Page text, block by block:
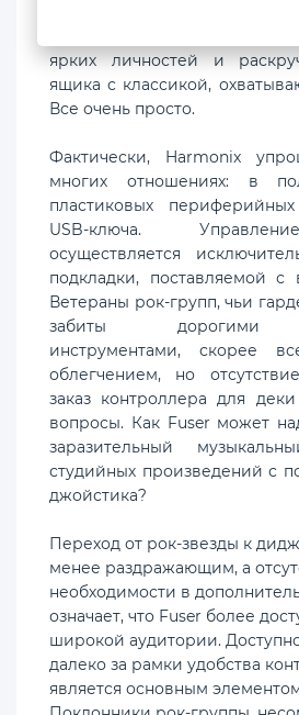
многолюдные
ярких личностей и
ящика с классикой,
Все очень просто.
Фактически, Harmonix
многих отношениях: в
пластиковых
USB-ключа.
осуществляется
подкладки, поставляемой с
Ветераны рок-групп, чьи
забиты дорогими
инструментами, скорее
облегчением, но
заказ контроллера для
вопросы. Как Fuser может
заразительный
студийных произведений с
джойстика?
Переход от рок-звезды к
менее раздражающим, а
необходимости в
означает, что Fuser более
широкой аудитории.
далеко за рамки удобства
является основным